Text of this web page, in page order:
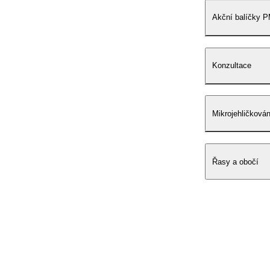
Akční balíčky
Konzultace
Řasy a obočí